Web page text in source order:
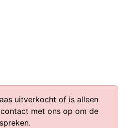
uitverkocht of is alleen
met ons op om de